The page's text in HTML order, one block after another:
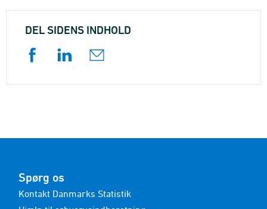
DEL SIDENS INDHOLD
Spørg os
Kontakt Danmarks Statistik